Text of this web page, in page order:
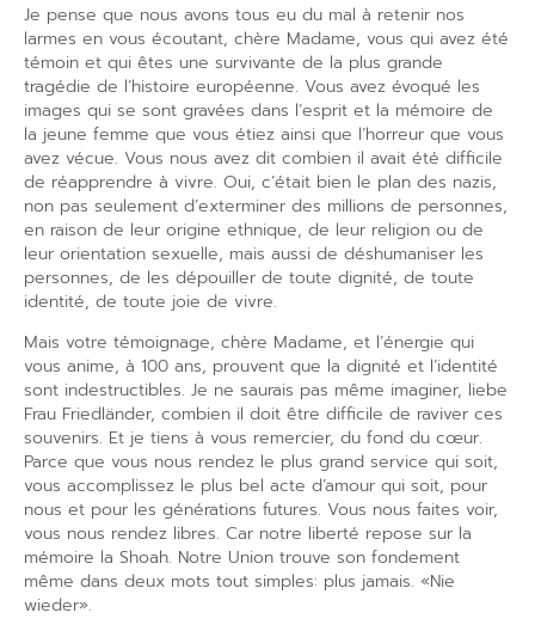
Je pense que nous avons tous eu du mal à retenir nos
larmes en vous écoutant, chère Madame, vous qui avez été
témoin et qui êtes une survivante de la plus grande
tragédie de l’histoire européenne. Vous avez évoqué les
images qui se sont gravées dans l’esprit et la mémoire de
la jeune femme que vous étiez ainsi que l’horreur que vous
avez vécue. Vous nous avez dit combien il avait été difficile
de réapprendre à vivre. Oui, c’était bien le plan des nazis,
non pas seulement d’exterminer des millions de personnes,
en raison de leur origine ethnique, de leur religion ou de
leur orientation sexuelle, mais aussi de déshumaniser les
personnes, de les dépouiller de toute dignité, de toute
identité, de toute joie de vivre.
Mais votre témoignage, chère Madame, et l’énergie qui
vous anime, à 100 ans, prouvent que la dignité et l’identité
sont indestructibles. Je ne saurais pas même imaginer, liebe
Frau Friedländer, combien il doit être difficile de raviver ces
souvenirs. Et je tiens à vous remercier, du fond du cœur.
Parce que vous nous rendez le plus grand service qui soit,
vous accomplissez le plus bel acte d’amour qui soit, pour
nous et pour les générations futures. Vous nous faites voir,
vous nous rendez libres. Car notre liberté repose sur la
mémoire la Shoah. Notre Union trouve son fondement
même dans deux mots tout simples: plus jamais. «Nie
wieder».